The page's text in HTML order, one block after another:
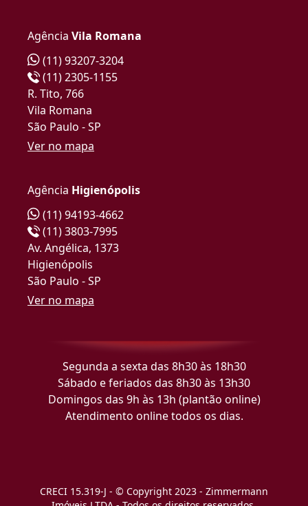
Agência Vila Romana
(11) 93207-3204
(11) 2305-1155
R. Tito, 766
Vila Romana
São Paulo - SP
Ver no mapa
Agência Higienópolis
(11) 94193-4662
(11) 3803-7995
Av. Angélica, 1373
Higienópolis
São Paulo - SP
Ver no mapa
Segunda a sexta das 8h30 às 18h30
Sábado e feriados das 8h30 às 13h30
Domingos das 9h às 13h (plantão online)
Atendimento online todos os dias.
CRECI 15.319-J - © Copyright 2023 - Zimmermann